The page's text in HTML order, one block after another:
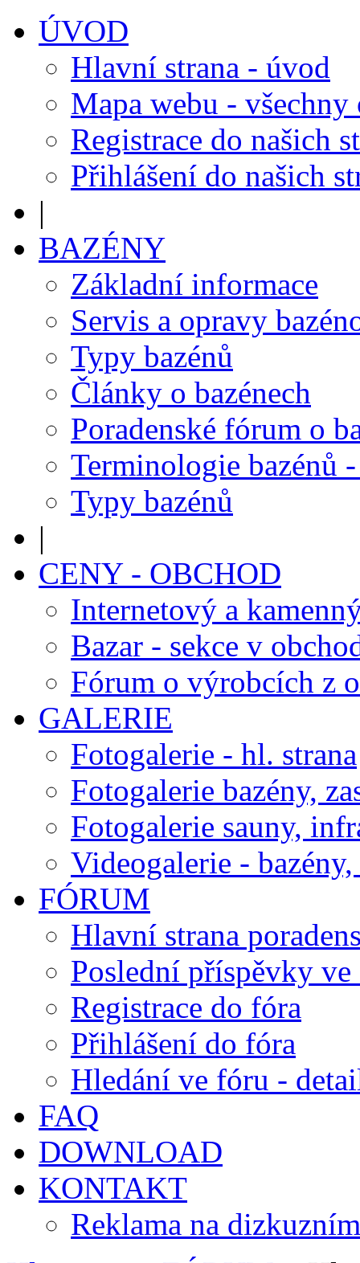
ÚVOD
Hlavní strana - úvod
Mapa webu - všechny
Registrace do našich
Přihlášení do našich
|
BAZÉNY
Základní informace
Servis a opravy
Typy bazénů
Články o bazénech
Poradenské fórum o
Terminologie bazénů
Typy bazénů
|
CENY - OBCHOD
Internetový a
Bazar - sekce v
Fórum o výrobcích z
GALERIE
Fotogalerie - hl. strana
Fotogalerie bazény,
Fotogalerie sauny,
Videogalerie - bazény,
FÓRUM
Hlavní strana
Poslední příspěvky
Registrace do fóra
Přihlášení do fóra
Hledání ve fóru -
FAQ
DOWNLOAD
KONTAKT
Reklama na